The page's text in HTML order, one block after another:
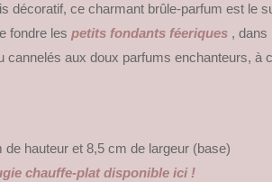
décoratif, ce charmant brûle-parfum est le
fondre les petits fondants féeriques , dans
cannelés aux doux parfums enchanteurs, à
de hauteur et 8,5 cm de largeur (base)
chauffe-plat disponible ici !